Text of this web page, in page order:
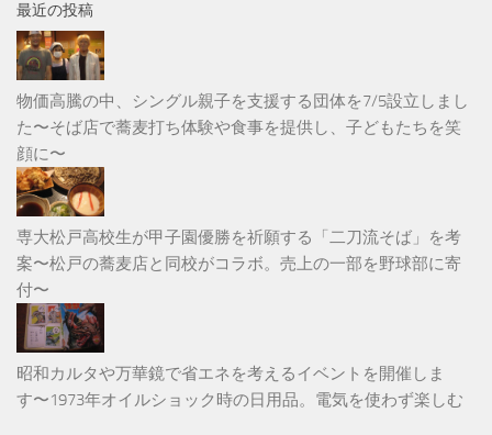
最近の投稿
物価高騰の中、シングル親子を支援する団体を7/5設立しまし
た〜そば店で蕎麦打ち体験や食事を提供し、子どもたちを笑
顔に〜
専大松戸高校生が甲子園優勝を祈願する「二刀流そば」を考
案〜松戸の蕎麦店と同校がコラボ。売上の一部を野球部に寄
付〜
昭和カルタや万華鏡で省エネを考えるイベントを開催しま
す〜1973年オイルショック時の日用品。電気を使わず楽しむ